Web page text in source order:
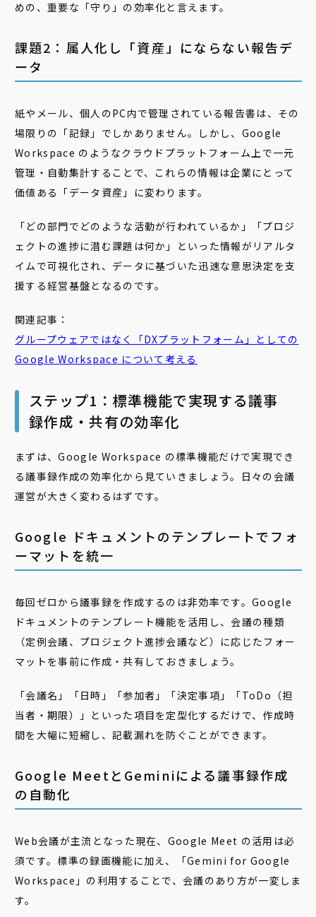
めの、重要な「守り」の効率化と言えます。
課題2：属人化し「資産」にならない報告デ
ータ
紙やメール、個人のPC内で管理されている報告書は、その
場限りの「記録」でしかありません。しかし、Google
Workspace のようなクラウドプラットフォーム上で一元
管理・自動集計することで、これらの情報は企業にとって
価値ある「データ資産」に変わります。
「どの部門でどのような活動が行われているか」「プロジ
ェクトの進捗に潜む課題は何か」といった情報がリアルタ
イムで可視化され、データに基づいた迅速な意思決定を支
援する経営基盤となるのです。
関連記事：
グループウェアではなく「DXプラットフォーム」としての
Google Workspace について考える
ステップ1：標準機能で実現する議事
録作成・共有の効率化
まずは、Google Workspace の標準機能だけで実現でき
る議事録作成の効率化から見ていきましょう。日々の会議
運営が大きく変わるはずです。
Google ドキュメントのテンプレートでフォ
ーマットを統一
毎回ゼロから議事録を作成するのは非効率です。Google
ドキュメントのテンプレート機能を活用し、会議の種類
（定例会議、プロジェクト進捗会議など）に応じたフォー
マットを事前に作成・共有しておきましょう。
「会議名」「日時」「参加者」「決定事項」「ToDo（担
当者・期限）」といった項目を定型化するだけで、作成時
間を大幅に短縮し、記載漏れを防ぐことができます。
Google MeetとGeminiによる議事録作成
の自動化
Web会議が主流となった現在、Google Meet の活用は必
須です。標準の録画機能に加え、「Gemini for Google
Workspace」の利用することで、会議のあり方が一変しま
す。